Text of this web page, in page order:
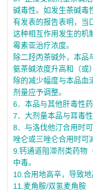
碱毒性。如发生茶碱毒
有发表的报告表明，当
这种相互作用发生的机
霉素亚治疗浓度。
除二羟丙茶碱外，本品
氨茶碱浓度升高和（或
除的减少幅度与本品血
剂量应予调整。
6．本品与其他肝毒性
7．大剂量本品与耳毒
8．与洛伐他汀合用时
唑仑或三唑仑合用时可
9.钙通道阻滞剂类药物
中毒。
10.合用地高辛，导致地
11.麦角胺/双氢麦角胺